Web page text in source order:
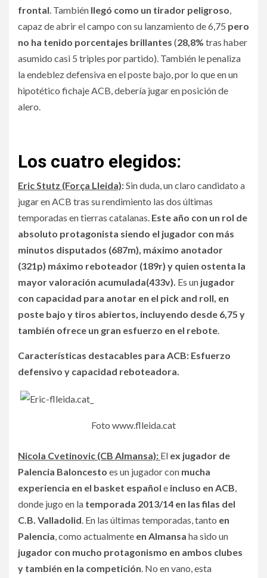
frontal. También llegó como un tirador peligroso,
capaz de abrir el campo con su lanzamiento de 6,75 pero
no ha tenido porcentajes brillantes (28,8% tras haber
asumido casi 5 triples por partido). También le penaliza
la endeblez defensiva en el poste bajo, por lo que en un
hipotético fichaje ACB, debería jugar en posición de
alero.
Los cuatro elegidos:
Eric Stutz (Força Lleida):Sin duda, un claro candidato a
jugar en ACB tras su rendimiento las dos últimas
temporadas en tierras catalanas. Este año con un rol de
absoluto protagonista siendo el jugador con más
minutos disputados (687m), máximo anotador
(321p) máximo reboteador (189r) y quien ostenta la
mayor valoración acumulada(433v). Es un jugador
con capacidad para anotar en el pick and roll, en
poste bajo y tiros abiertos, incluyendo desde 6,75 y
también ofrece un gran esfuerzo en el rebote.
Características destacables para ACB: Esfuerzo
defensivo y capacidad reboteadora.
Foto www.flleida.cat
Nicola Cvetinovic (CB Almansa): El ex jugador de
Palencia Baloncesto es un jugador con mucha
experiencia en el basket español e incluso en ACB,
donde jugo en la temporada 2013/14 en las filas del
C.B. Valladolid. En las últimas temporadas, tanto en
Palencia, como actualmente en Almansa ha sido un
jugador con mucho protagonismo en ambos clubes
y también en la competición. No en vano, esta